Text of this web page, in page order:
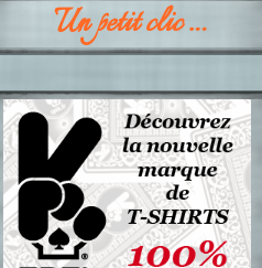
Un petit clic …